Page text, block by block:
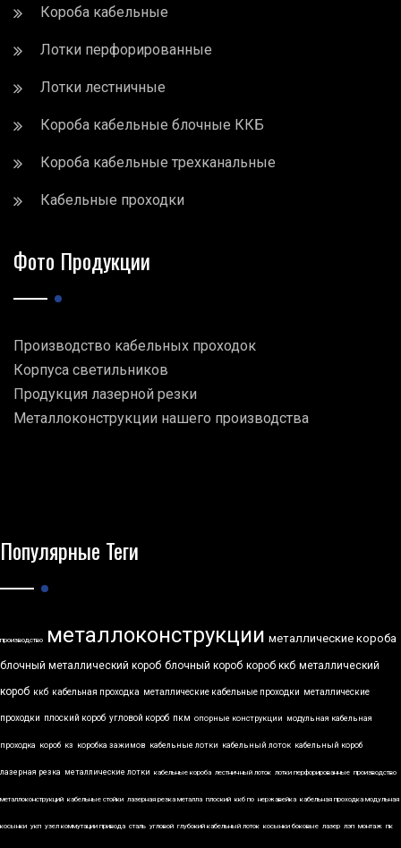
Короба кабельные
Лотки перфорированные
Лотки лестничные
Короба кабельные блочные ККБ
Короба кабельные трехканальные
Кабельные проходки
Фото Продукции
Производство кабельных проходок
Корпуса светильников
Продукция лазерной резки
Металлоконструкции нашего производства
Популярные Теги
производство металлоконструкции металлические короба
блочный металлический короб блочный короб короб ккб металлический
короб ккб кабельная проходка металлические кабельные проходки металлические
проходки плоский короб угловой короб пкм опорные конструкции модульная кабельная
проходка короб кз коробка зажимов кабельные лотки кабельный лоток кабельный короб
лазерная резка металлические лотки кабельные короба лестничный лоток лотки перфорированные производство
металлоконструкций кабельные стойки лазерная резка металла плоский ккб по нержавейка кабельная проходка модульная
косынки укп узел коммутации привода сталь угловой глубокий кабельный лоток косынки боковые лазер лэп монтаж пк